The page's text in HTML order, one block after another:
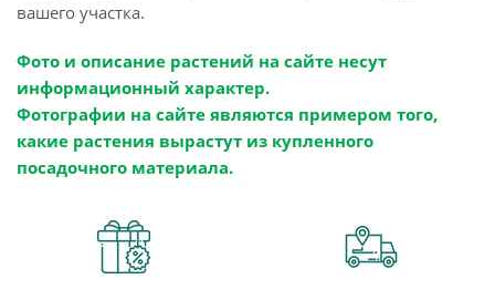
вашего участка.
Фото и описание растений на сайте несут
информационный характер.
Фотографии на сайте являются примером того,
какие растения вырастут из купленного
посадочного материала.